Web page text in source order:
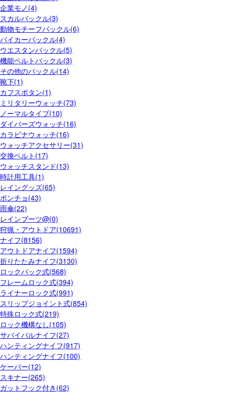
企業モノ(4)
スカルバックル(3)
動物モチーフバックル(6)
バイカーバックル(4)
ウエスタンバックル(5)
機能ベルトバックル(3)
その他のバックル(14)
靴下(1)
カフスボタン(1)
ミリタリーウォッチ(73)
ノーマルタイプ(10)
ダイバーズウォッチ(16)
カラビナウォッチ(16)
ウォッチアクセサリー(31)
交換ベルト(17)
ウォッチスタンド(13)
時計用工具(1)
レイングッズ(65)
ポンチョ(43)
雨傘(22)
レインブーツ@(0)
狩猟・アウトドア(10691)
ナイフ(8156)
アウトドアナイフ(1594)
折りたたみナイフ(3130)
ロックバック式(568)
フレームロック式(394)
ライナーロック式(991)
スリップジョイント式(854)
特殊ロック式(219)
ロック機構なし(105)
サバイバルナイフ(27)
ハンティングナイフ(917)
ハンティングナイフ(100)
ケーパー(12)
スキナー(265)
ガットフック付き(62)